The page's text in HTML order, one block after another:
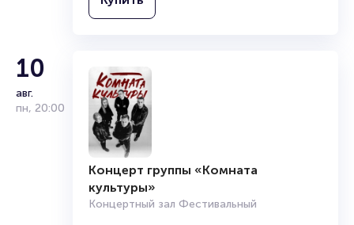
читайте в разделах:
Организаторам
10
авг.
пн, 20:00
Концерт группы «Комната
культуры»
Концертный зал Фестивальный